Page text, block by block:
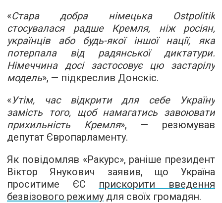
«Стара добра німецька Ostpolitik
стосувалася радше Кремля, ніж росіян,
українців або будь-якої іншої нації, яка
потерпала від радянської диктатури.
Німеччина досі застосовує цю застарілу
модель», — підкреслив Донскіс.
«Утім, час відкрити для себе Україну
замість того, щоб намагатись завоювати
прихильність Кремля», — резюмував
депутат Європарламенту.
Як повідомляв «Ракурс», раніше президент
Віктор Янукович заявив, що Україна
проситиме ЄС прискорити введення
безвізового режиму для своїх громадян.